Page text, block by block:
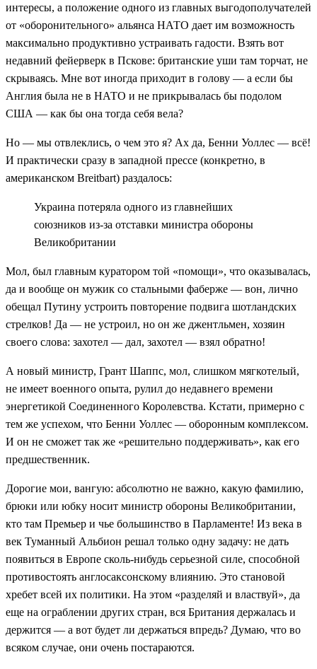
интересы, а положение одного из главных выгодополучателей
от «оборонительного» альянса НАТО дает им возможность
максимально продуктивно устраивать гадости. Взять вот
недавний фейерверк в Пскове: британские уши там торчат, не
скрываясь. Мне вот иногда приходит в голову — а если бы
Англия была не в НАТО и не прикрывалась бы подолом
США — как бы она тогда себя вела?
Но — мы отвлеклись, о чем это я? Ах да, Бенни Уоллес — всё!
И практически сразу в западной прессе (конкретно, в
американском Breitbart) раздалось:
Украина потеряла одного из главнейших
союзников из-за отставки министра обороны
Великобритании
Мол, был главным куратором той «помощи», что оказывалась,
да и вообще он мужик со стальными фаберже — вон, лично
обещал Путину устроить повторение подвига шотландских
стрелков! Да — не устроил, но он же джентльмен, хозяин
своего слова: захотел — дал, захотел — взял обратно!
А новый министр, Грант Шаппс, мол, слишком мягкотелый,
не имеет военного опыта, рулил до недавнего времени
энергетикой Соединенного Королевства. Кстати, примерно с
тем же успехом, что Бенни Уоллес — оборонным комплексом.
И он не сможет так же «решительно поддерживать», как его
предшественник.
Дорогие мои, вангую: абсолютно не важно, какую фамилию,
брюки или юбку носит министр обороны Великобритании,
кто там Премьер и чье большинство в Парламенте! Из века в
век Туманный Альбион решал только одну задачу: не дать
появиться в Европе сколь-нибудь серьезной силе, способной
противостоять англосаксонскому влиянию. Это становой
хребет всей их политики. На этом «разделяй и властвуй», да
еще на ограблении других стран, вся Британия держалась и
держится — а вот будет ли держаться впредь? Думаю, что во
всяком случае, они очень постараются.